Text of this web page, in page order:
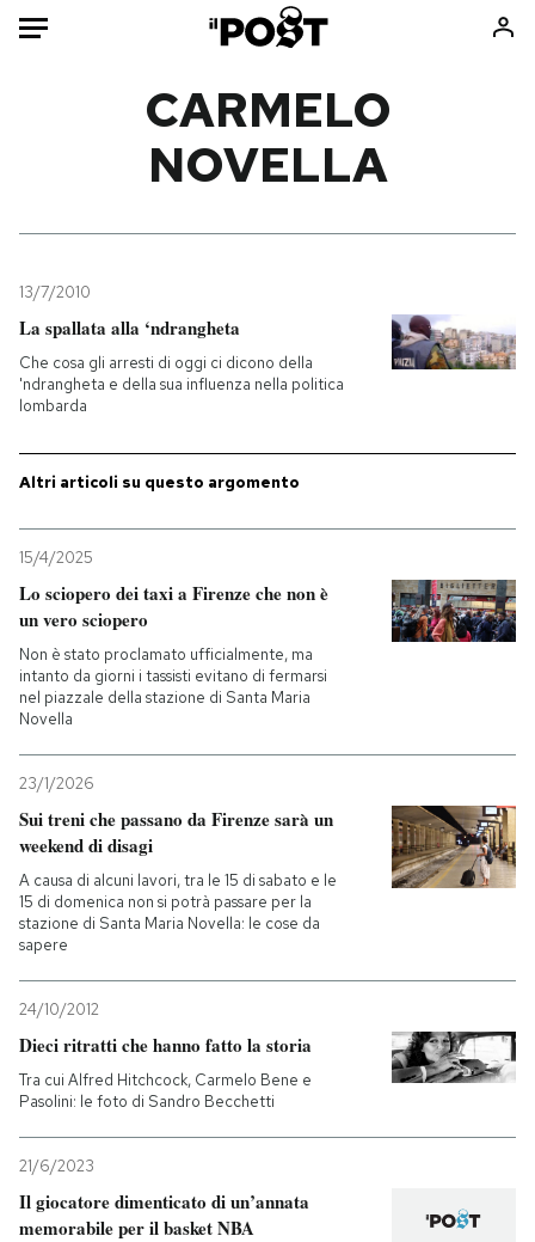
Mondo
Tecnologia
Internet
Scienza
Cultura
Sport
Libri
Ok Boomer!
Media
PODCAST
NEWSLETTER
SHOP
CALENDARIO
AREA PERSONALE
CARMELO
NOVELLA
13/7/2010
La spallata alla ‘ndrangheta
Che cosa gli arresti di oggi ci dicono della
'ndrangheta e della sua influenza nella politica
lombarda
Altri articoli su questo argomento
15/4/2025
Lo sciopero dei taxi a Firenze che non è
un vero sciopero
Non è stato proclamato ufficialmente, ma
intanto da giorni i tassisti evitano di fermarsi
nel piazzale della stazione di Santa Maria
Novella
23/1/2026
Sui treni che passano da Firenze sarà un
weekend di disagi
A causa di alcuni lavori, tra le 15 di sabato e le
15 di domenica non si potrà passare per la
stazione di Santa Maria Novella: le cose da
sapere
24/10/2012
Dieci ritratti che hanno fatto la storia
Tra cui Alfred Hitchcock, Carmelo Bene e
Pasolini: le foto di Sandro Becchetti
21/6/2023
Il giocatore dimenticato di un’annata
memorabile per il basket NBA